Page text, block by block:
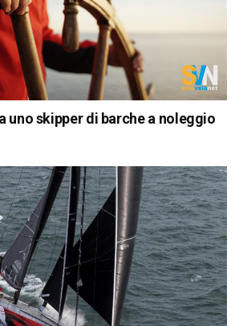
uno skipper di barche a noleggio